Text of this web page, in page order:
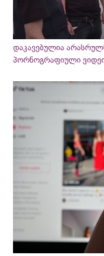
დაკავებულია
პორნოგრაფიული